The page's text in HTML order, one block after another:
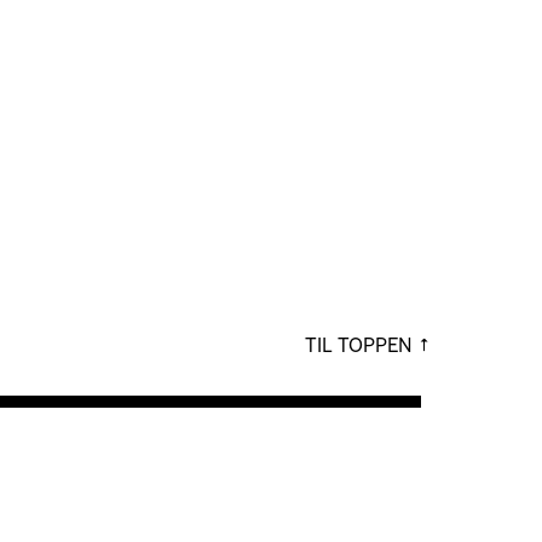
TIL TOPPEN